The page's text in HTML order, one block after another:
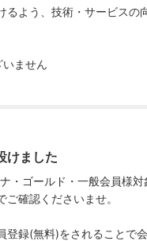
よう、技術・サービスの
ません
けました
・ゴールド・一般会員様対
確認くださいませ。
録(無料)をされることで